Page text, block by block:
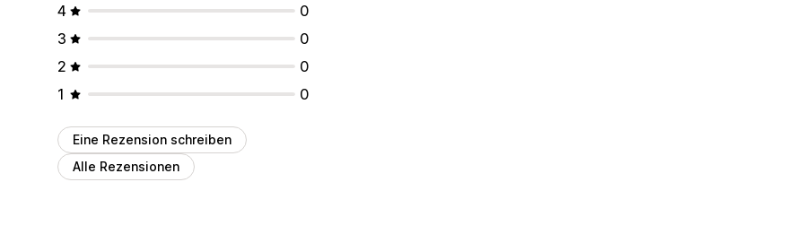
4
0
3
0
2
0
1
0
Eine Rezension schreiben
Alle Rezensionen